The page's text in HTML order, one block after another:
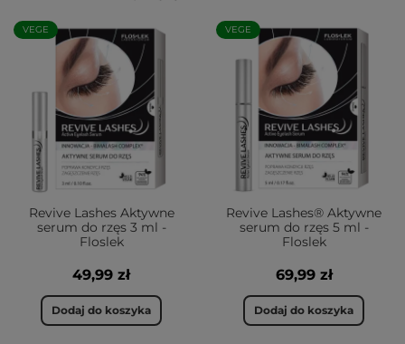
VEGE
Revive Lashes Aktywne
serum do rzęs 3 ml -
Floslek
49,99 zł
Dodaj do koszyka
VEGE
Revive Lashes® Aktywne
serum do rzęs 5 ml -
Floslek
69,99 zł
Dodaj do koszyka